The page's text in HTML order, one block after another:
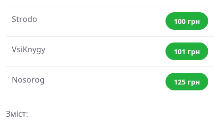
Strodo 100 грн
VsiKnygy 101 грн
Nosorog 125 грн
Зміст: